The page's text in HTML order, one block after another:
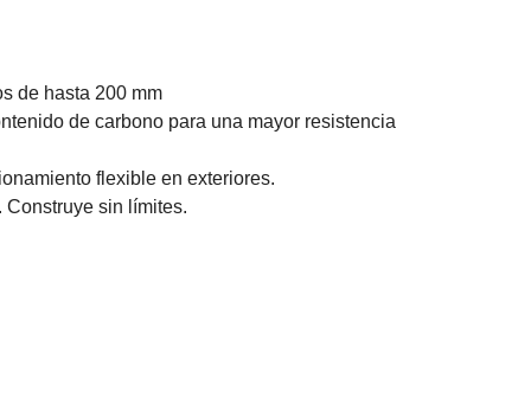
de hasta 200 mm
de carbono para una mayor resistencia
flexible en exteriores.
sin límites.